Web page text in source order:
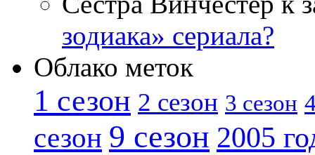
зодиака» сериала?
Облако меток
1 сезон 2 сезон 3 сезон
сезон 9 сезон 2005